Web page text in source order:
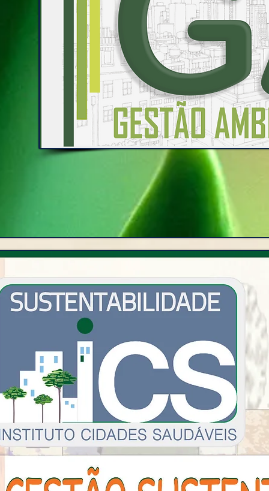
HISTÓRIA
HOME